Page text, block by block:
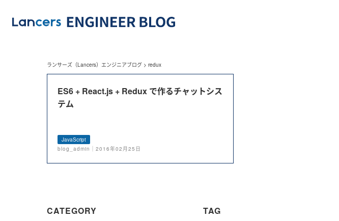
ランサーズ（Lancers）エンジニアブログ > redux
ES6 + React.js + Redux で作るチャットシス
テム
JavaScript
blog_admin｜2016年02月25日
CATEGORY TAG